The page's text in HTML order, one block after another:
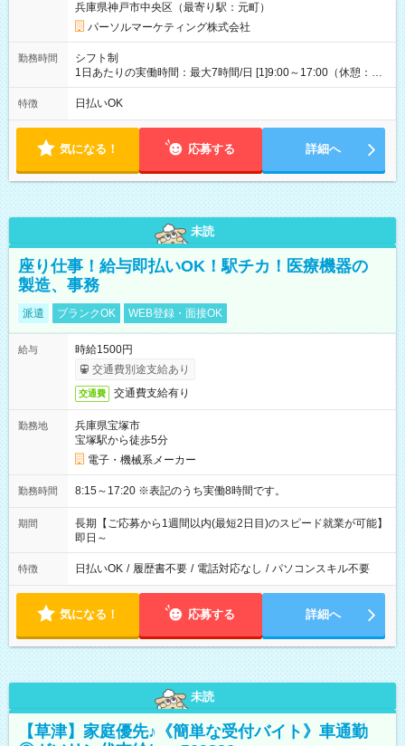
兵庫県神戸市中央区（最寄り駅：元町）
パーソルマーケティング株式会社
勤務時間
シフト制
1日あたりの実働時間：最大7時間/日 [1]9:00～17:00（休憩：1
時間） [2]11:00～19:00（休憩：1時間） [3]10:00～18:00（休
憩：1時間） 週4日～週5日シフト相談OK ※土日どちらか休み、
日祝/10～18時（実働7hシフト制）
特徴 日払いOK
気になる！ 応募する 詳細へ
未読
座り仕事！給与即払いOK！駅チカ！医療機器の
製造、事務
派遣 ブランクOK WEB登録・面接OK
給与
時給1500円
交通費別途支給あり
交通費 交通費支給有り
勤務地
兵庫県宝塚市
宝塚駅から徒歩5分
電子・機械系メーカー
勤務時間 8:15～17:20 ※表記のうち実働8時間です。
期間
長期【ご応募から1週間以内(最短2日目)のスピード就業が可能】
即日～
特徴 日払いOK / 履歴書不要 / 電話対応なし / パソコンスキル不要
気になる！ 応募する 詳細へ
未読
【草津】家庭優先♪《簡単な受付バイト》車通勤